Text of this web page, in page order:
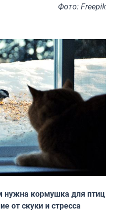
Фото: Freepik
нужна кормушка для птиц
от скуки и стресса